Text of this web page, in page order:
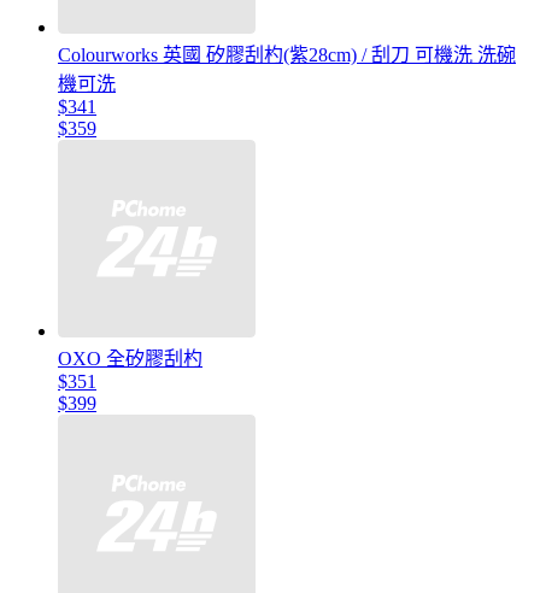
Colourworks 英國 矽膠刮杓(紫28cm) / 刮刀 可機洗 洗碗
機可洗
$341
$359
OXO 全矽膠刮杓
$351
$399